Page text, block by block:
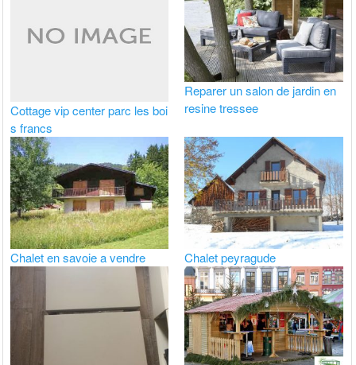
Cottage vip center parc les boi
s francs
Reparer un salon de jardin en
resine tressee
Chalet en savoie a vendre Chalet peyragude